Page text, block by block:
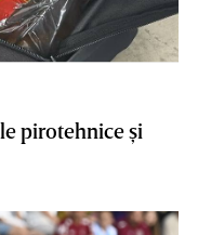
pirotehnice şi